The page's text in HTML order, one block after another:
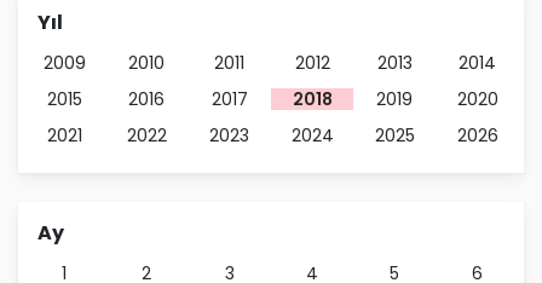
Yıl
2009 2010 2011 2012 2013
2014
2015
2016 2017 2018 2019
2020
2021
2022 2023 2024 2025 2026
Ay
1 2 3 4 5
6